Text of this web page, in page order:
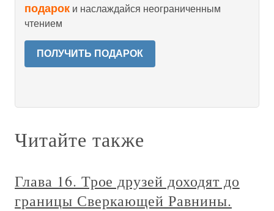
подарок и наслаждайся неограниченным
чтением
ПОЛУЧИТЬ ПОДАРОК
Читайте также
Глава 16. Трое друзей доходят до
границы Сверкающей Равнины.